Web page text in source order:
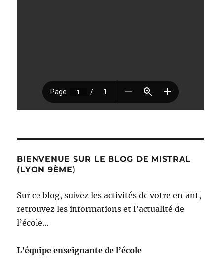
BIENVENUE SUR LE BLOG DE MISTRAL
(LYON 9ÈME)
Sur ce blog, suivez les activités de votre enfant,
retrouvez les informations et l’actualité de
l’école…
L’équipe enseignante de l’école